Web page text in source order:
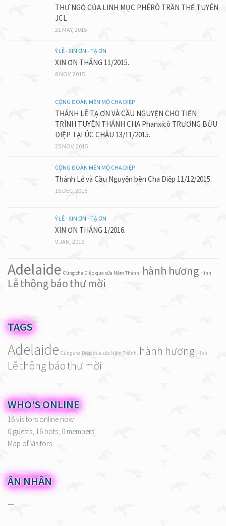
THƯ NGỎ CỦA LINH MỤC PHÊRÔ TRẦN THẾ TUYÊN
JCL
21 MAY, 2015
Ý LỄ - XIN ƠN - TẠ ƠN
XIN ƠN THÁNG 11/2015.
8 NOV, 2015
CỘNG ĐOÀN MẾN MỘ CHA DIỆP
THÁNH LỄ TẠ ƠN VÀ CẦU NGUYỆN CHO TIẾN
TRÌNH TUYÊN THÁNH CHA Phanxicô TRƯƠNG BỬU
DIỆP TẠI ÚC CHÂU 13/11/2015.
25 NOV, 2015
CỘNG ĐOÀN MẾN MỘ CHA DIỆP
Thánh Lễ và Cầu Nguyện bên Cha Diệp 11/12/2015.
15 DEC, 2015
Ý LỄ - XIN ƠN - TẠ ƠN
XIN ƠN THÁNG 1/2016.
9 JAN, 2016
Adelaide Cùng cha Diệp qua cửa Năm Thánh. hành hương Hình
Lễthông báothư mời
TAGS
Adelaide Cùng cha Diệp qua cửa Năm Thánh. hành hương Hình
Lễthông báothư mời
WHO'S ONLINE
16 visitors online now
0 guests, 16 bots, 0 members
Map of Visitors
ÂN NHÂN
---